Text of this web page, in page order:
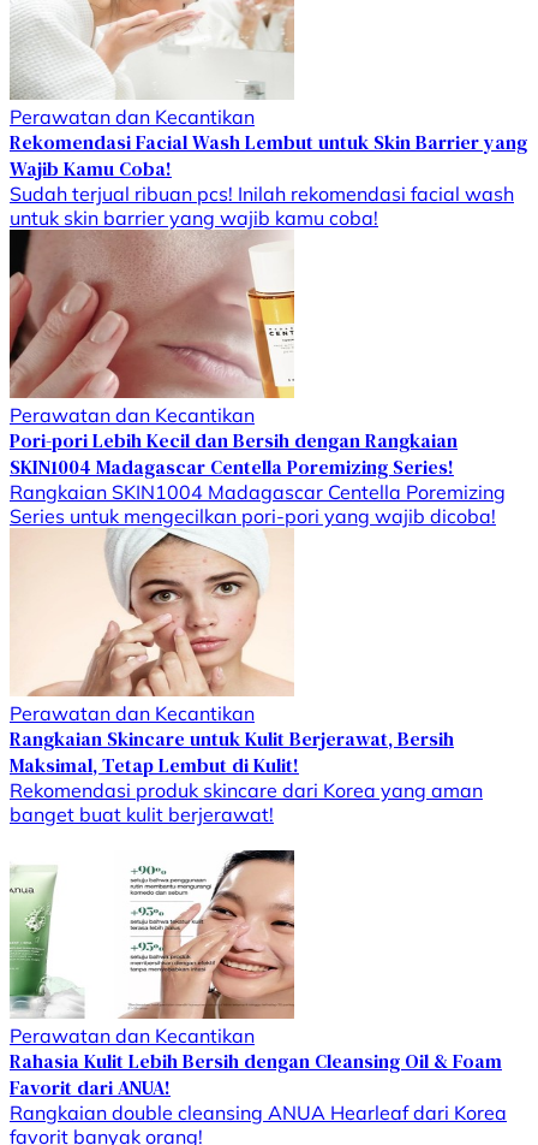
Perawatan dan Kecantikan
Rekomendasi Facial Wash Lembut untuk Skin Barrier yang
Wajib Kamu Coba!
Sudah terjual ribuan pcs! Inilah rekomendasi facial wash
untuk skin barrier yang wajib kamu coba!
Perawatan dan Kecantikan
Pori-pori Lebih Kecil dan Bersih dengan Rangkaian
SKIN1004 Madagascar Centella Poremizing Series!
Rangkaian SKIN1004 Madagascar Centella Poremizing
Series untuk mengecilkan pori-pori yang wajib dicoba!
Perawatan dan Kecantikan
Rangkaian Skincare untuk Kulit Berjerawat, Bersih
Maksimal, Tetap Lembut di Kulit!
Rekomendasi produk skincare dari Korea yang aman
banget buat kulit berjerawat!
Perawatan dan Kecantikan
Rahasia Kulit Lebih Bersih dengan Cleansing Oil & Foam
Favorit dari ANUA!
Rangkaian double cleansing ANUA Hearleaf dari Korea
favorit banyak orang!